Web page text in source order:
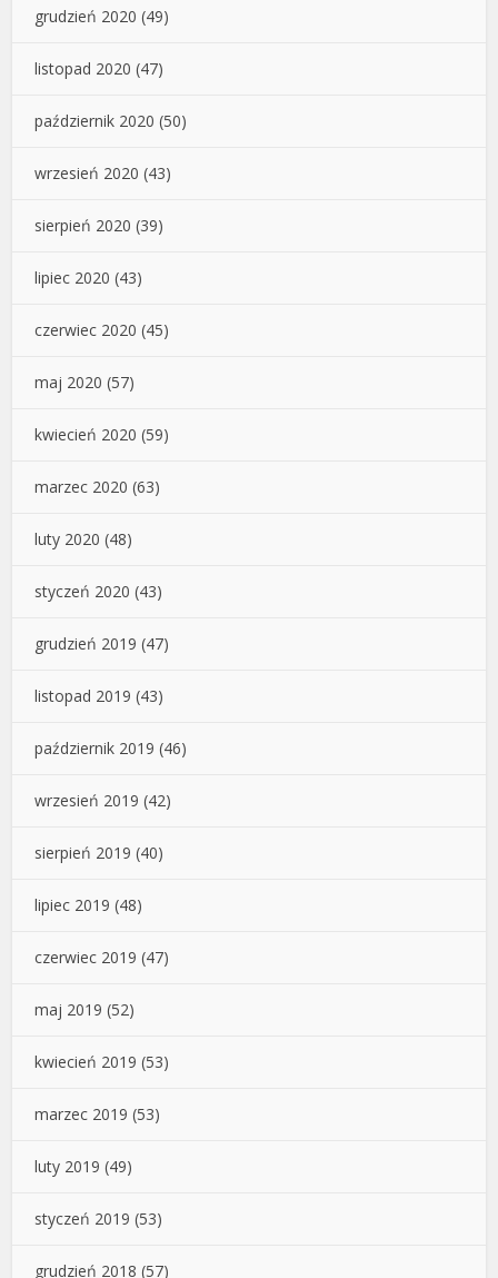
grudzień 2020 (49)
listopad 2020 (47)
październik 2020 (50)
wrzesień 2020 (43)
sierpień 2020 (39)
lipiec 2020 (43)
czerwiec 2020 (45)
maj 2020 (57)
kwiecień 2020 (59)
marzec 2020 (63)
luty 2020 (48)
styczeń 2020 (43)
grudzień 2019 (47)
listopad 2019 (43)
październik 2019 (46)
wrzesień 2019 (42)
sierpień 2019 (40)
lipiec 2019 (48)
czerwiec 2019 (47)
maj 2019 (52)
kwiecień 2019 (53)
marzec 2019 (53)
luty 2019 (49)
styczeń 2019 (53)
grudzień 2018 (57)